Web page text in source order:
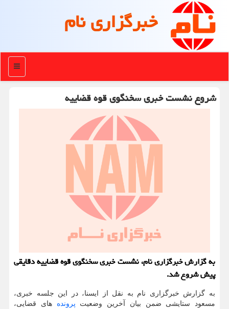
خبرگزاری نام
منو
شروع نشست خبری سخنگوی قوه قضاییه
به گزارش خبرگزاری نام، نشست خبری سخنگوی قوه قضاییه دقایقی
پیش شروع شد.
به گزارش خبرگزاری نام به نقل از ایسنا، در این جلسه خبری،
مسعود ستایشی ضمن بیان آخرین وضعیت پرونده های قضایی،